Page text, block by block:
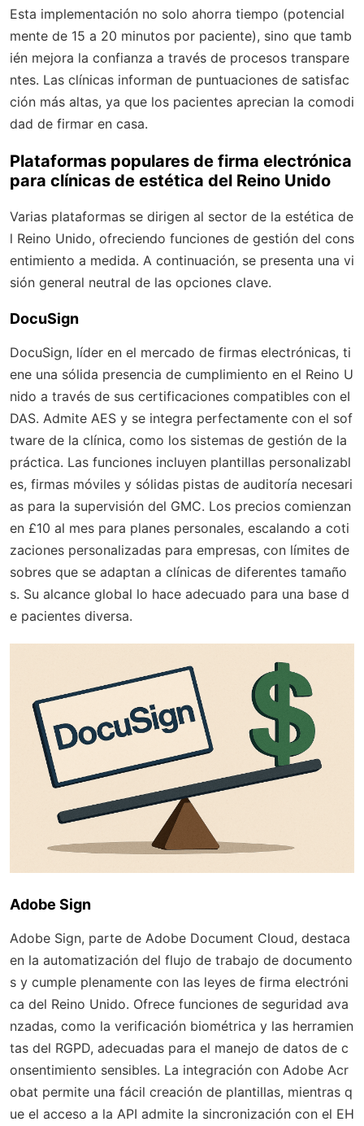
Esta implementación no solo ahorra tiempo (potencial
mente de 15 a 20 minutos por paciente), sino que tamb
ién mejora la confianza a través de procesos transpare
ntes. Las clínicas informan de puntuaciones de satisfac
ción más altas, ya que los pacientes aprecian la comodi
dad de firmar en casa.
Plataformas populares de firma electrónica
para clínicas de estética del Reino Unido
Varias plataformas se dirigen al sector de la estética de
l Reino Unido, ofreciendo funciones de gestión del cons
entimiento a medida. A continuación, se presenta una vi
sión general neutral de las opciones clave.
DocuSign
DocuSign, líder en el mercado de firmas electrónicas, ti
ene una sólida presencia de cumplimiento en el Reino U
nido a través de sus certificaciones compatibles con eI
DAS. Admite AES y se integra perfectamente con el sof
tware de la clínica, como los sistemas de gestión de la
práctica. Las funciones incluyen plantillas personalizabl
es, firmas móviles y sólidas pistas de auditoría necesari
as para la supervisión del GMC. Los precios comienzan
en £10 al mes para planes personales, escalando a coti
zaciones personalizadas para empresas, con límites de
sobres que se adaptan a clínicas de diferentes tamaño
s. Su alcance global lo hace adecuado para una base d
e pacientes diversa.
Adobe Sign
Adobe Sign, parte de Adobe Document Cloud, destaca
en la automatización del flujo de trabajo de documento
s y cumple plenamente con las leyes de firma electróni
ca del Reino Unido. Ofrece funciones de seguridad ava
nzadas, como la verificación biométrica y las herramien
tas del RGPD, adecuadas para el manejo de datos de c
onsentimiento sensibles. La integración con Adobe Acr
obat permite una fácil creación de plantillas, mientras q
ue el acceso a la API admite la sincronización con el EH